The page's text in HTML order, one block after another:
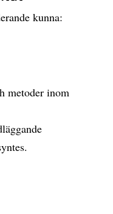
kunna:
metoder inom